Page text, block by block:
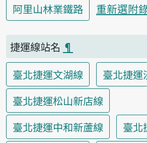
阿里山林業鐵路
重新選附
捷運線站名 ¶
臺北捷運文湖線
臺北捷運
臺北捷運松山新店線
臺北捷運中和新蘆線
臺北